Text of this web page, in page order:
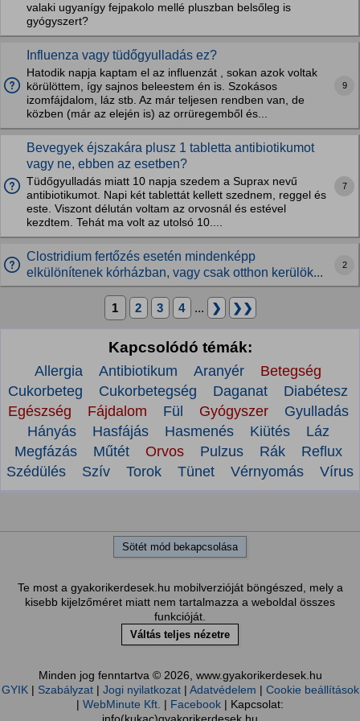
valaki ugyanígy fejpakolo mellé pluszban belsőleg is
gyógyszert?
Influenza vagy tüdőgyulladás ez?
Hatodik napja kaptam el az influenzát , sokan azok voltak
körülöttem, így sajnos beleestem én is. Szokásos
izomfájdalom, láz stb. Az már teljesen rendben van, de
közben (már az elején is) az orrüregemből és...
9
Bevegyek éjszakára plusz 1 tabletta antibiotikumot
vagy ne, ebben az esetben?
Tüdőgyulladás miatt 10 napja szedem a Suprax nevű
antibiotikumot. Napi két tablettát kellett szednem, reggel és
este. Viszont délután voltam az orvosnál és estével
kezdtem. Tehát ma volt az utolsó 10....
7
Clostridium fertőzés esetén mindenképp
elkülönítenek kórházban, vagy csak otthon kerülök...
2
1 2 3 4 ... ❯ ❯❯
Kapcsolódó témák:
Allergia Antibiotikum Aranyér
Betegség
Cukorbeteg
Cukorbetegség Daganat
Diabétesz
Egészség
Fájdalom Fül Gyógyszer
Gyulladás
Hányás
Hasfájás Hasmenés Kiütés
Láz
Megfázás
Műtét Orvos Pulzus Rák
Reflux
Szédülés
Szív Torok Tünet Vérnyomás Vírus
Sötét mód bekapcsolása
Te most a gyakorikerdesek.hu mobilverzióját böngészed, mely a
kisebb kijelzőméret miatt nem tartalmazza a weboldal összes
funkcióját.
Váltás teljes nézetre
Minden jog fenntartva © 2026, www.gyakorikerdesek.hu
GYIK| Szabályzat| Jogi nyilatkozat| Adatvédelem | Cookie beállítások
| WebMinute Kft. | Facebook | Kapcsolat: